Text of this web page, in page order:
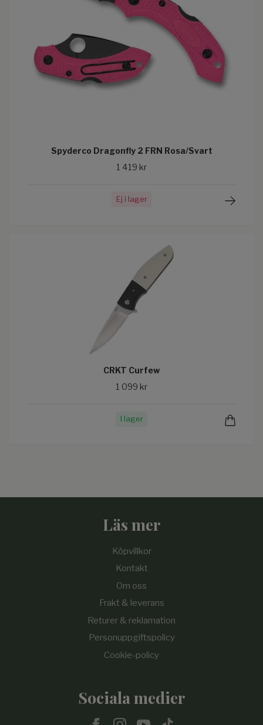
Spyderco Dragonfly 2 FRN Rosa/Svart
1 419 kr
Ej i lager
CRKT Curfew
1 099 kr
I lager
Läs mer
Köpvillkor
Kontakt
Om oss
Frakt & leverans
Returer & reklamation
Personuppgiftspolicy
Cookie-policy
Sociala medier